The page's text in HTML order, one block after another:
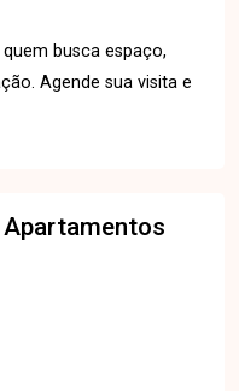
busca espaço,
Agende sua visita e